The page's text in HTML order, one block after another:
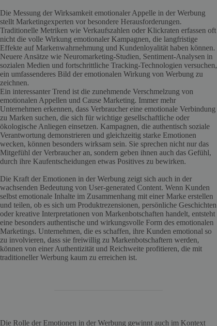
Die Messung der Wirksamkeit emotionaler Appelle in der Werbung
stellt Marketingexperten vor besondere Herausforderungen.
Traditionelle Metriken wie Verkaufszahlen oder Klickraten erfassen oft
nicht die volle Wirkung emotionaler Kampagnen, die langfristige
Effekte auf Markenwahrnehmung und Kundenloyalität haben können.
Neuere Ansätze wie Neuromarketing-Studien, Sentiment-Analysen in
sozialen Medien und fortschrittliche Tracking-Technologien versuchen,
ein umfassenderes Bild der emotionalen Wirkung von Werbung zu
zeichnen.
Ein interessanter Trend ist die zunehmende Verschmelzung von
emotionalen Appellen und Cause Marketing. Immer mehr
Unternehmen erkennen, dass Verbraucher eine emotionale Verbindung
zu Marken suchen, die sich für wichtige gesellschaftliche oder
ökologische Anliegen einsetzen. Kampagnen, die authentisch soziale
Verantwortung demonstrieren und gleichzeitig starke Emotionen
wecken, können besonders wirksam sein. Sie sprechen nicht nur das
Mitgefühl der Verbraucher an, sondern geben ihnen auch das Gefühl,
durch ihre Kaufentscheidungen etwas Positives zu bewirken.
Die Kraft der Emotionen in der Werbung zeigt sich auch in der
wachsenden Bedeutung von User-generated Content. Wenn Kunden
selbst emotionale Inhalte im Zusammenhang mit einer Marke erstellen
und teilen, ob es sich um Produktrezensionen, persönliche Geschichten
oder kreative Interpretationen von Markenbotschaften handelt, entsteht
eine besonders authentische und wirkungsvolle Form des emotionalen
Marketings. Unternehmen, die es schaffen, ihre Kunden emotional so
zu involvieren, dass sie freiwillig zu Markenbotschaftern werden,
können von einer Authentizität und Reichweite profitieren, die mit
traditioneller Werbung kaum zu erreichen ist.
Die Rolle der Emotionen in der Werbung gewinnt auch im Kontext